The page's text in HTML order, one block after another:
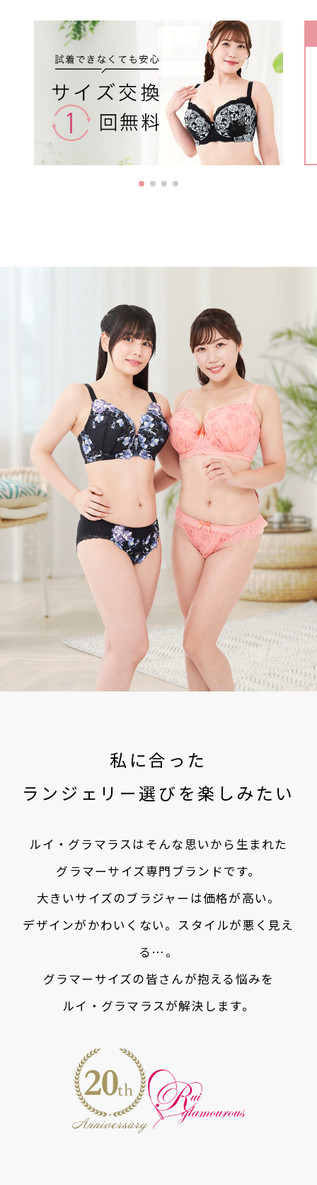
私に合った
ランジェリー選びを楽しみたい
ルイ・グラマラスはそんな思いから生まれた
グラマーサイズ専門ブランドです。
大きいサイズのブラジャーは価格が高い。
デザインがかわいくない。スタイルが悪く見え
る…。
グラマーサイズの皆さんが抱える悩みを
ルイ・グラマラスが解決します。